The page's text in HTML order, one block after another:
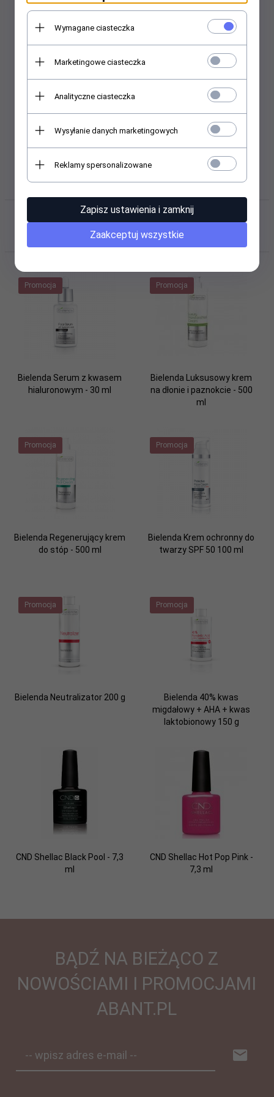
cyfrowa
Sterylizator kulkowy
MM1400
Klienci, którzy kupili ten produkt
wybrali również...
Promocja
Bielenda Serum z kwasem
hialuronowym - 30 ml
Promocja
Bielenda Luksusowy krem
na dłonie i paznokcie - 500
ml
Promocja
Bielenda Regenerujący krem
do stóp - 500 ml
Promocja
Bielenda Krem ochronny do
twarzy SPF 50 100 ml
Promocja
Bielenda Neutralizator 200 g
Promocja
Bielenda 40% kwas
migdałowy + AHA + kwas
laktobionowy 150 g
CND Shellac Black Pool - 7,3
ml
CND Shellac Hot Pop Pink -
7,3 ml
BĄDŹ NA BIEŻĄCO Z
NOWOŚCIAMI I PROMOCJAMI
ABANT.PL
-- wpisz adres e-mail --
Wymagane ciasteczka
Marketingowe ciasteczka
Analityczne ciasteczka
Wysyłanie danych marketingowych
Reklamy spersonalizowane
Zapisz ustawienia i zamknij
Zaakceptuj wszystkie